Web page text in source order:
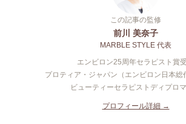
この記事の監修
前川 美奈子
MARBLE STYLE 代表
エンビロン25周年セラピスト賞
プロティア・ジャパン（エンビロン日本総
ビューティーセラピストディプロ
プロフィール詳細 →